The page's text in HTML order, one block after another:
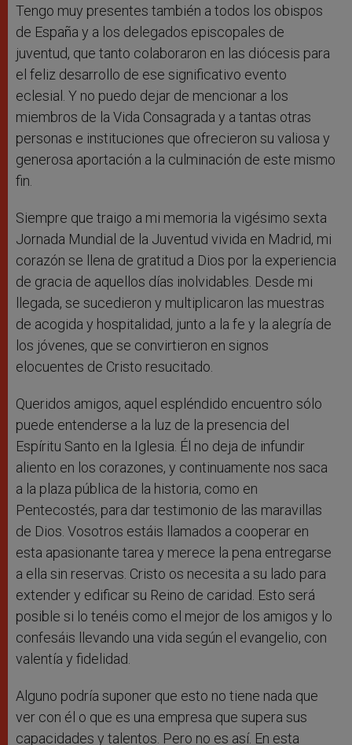
Tengo muy presentes también a todos los obispos
de España y a los delegados episcopales de
juventud, que tanto colaboraron en las diócesis para
el feliz desarrollo de ese significativo evento
eclesial. Y no puedo dejar de mencionar a los
miembros de la Vida Consagrada y a tantas otras
personas e instituciones que ofrecieron su valiosa y
generosa aportación a la culminación de este mismo
fin.
Siempre que traigo a mi memoria la vigésimo sexta
Jornada Mundial de la Juventud vivida en Madrid, mi
corazón se llena de gratitud a Dios por la experiencia
de gracia de aquellos días inolvidables. Desde mi
llegada, se sucedieron y multiplicaron las muestras
de acogida y hospitalidad, junto a la fe y la alegría de
los jóvenes, que se convirtieron en signos
elocuentes de Cristo resucitado.
Queridos amigos, aquel espléndido encuentro sólo
puede entenderse a la luz de la presencia del
Espíritu Santo en la Iglesia. Él no deja de infundir
aliento en los corazones, y continuamente nos saca
a la plaza pública de la historia, como en
Pentecostés, para dar testimonio de las maravillas
de Dios. Vosotros estáis llamados a cooperar en
esta apasionante tarea y merece la pena entregarse
a ella sin reservas. Cristo os necesita a su lado para
extender y edificar su Reino de caridad. Esto será
posible si lo tenéis como el mejor de los amigos y lo
confesáis llevando una vida según el evangelio, con
valentía y fidelidad.
Alguno podría suponer que esto no tiene nada que
ver con él o que es una empresa que supera sus
capacidades y talentos. Pero no es así. En esta